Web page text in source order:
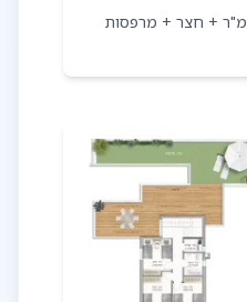
דופלקס 6 חדרים על 166 מ"ר + חצר + מרפסות